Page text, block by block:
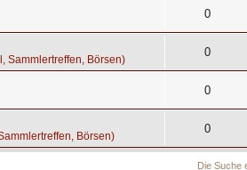
0
Sammlertreffen, Börsen)
0
0
Börsen)
0
Die Suche